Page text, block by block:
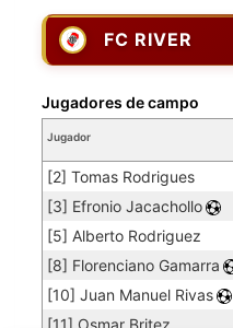
FC RIVER
Jugador
[2] Tomas Rodrigues
[3] Efronio Jacachollo
[5] Alberto Rodriguez
[8] Florenciano Gamarra
[10] Juan Manuel Rivas
[11] Osmar Britez
Jugadores de campo